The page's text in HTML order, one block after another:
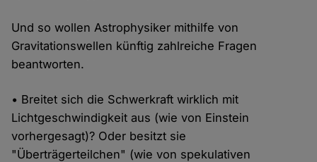
Und so wollen Astrophysiker mithilfe von
Gravitationswellen künftig zahlreiche Fragen
beantworten.
• Breitet sich die Schwerkraft wirklich mit
Lichtgeschwindigkeit aus (wie von Einstein
vorhergesagt)? Oder besitzt sie
"Überträgerteilchen" (wie von spekulativen